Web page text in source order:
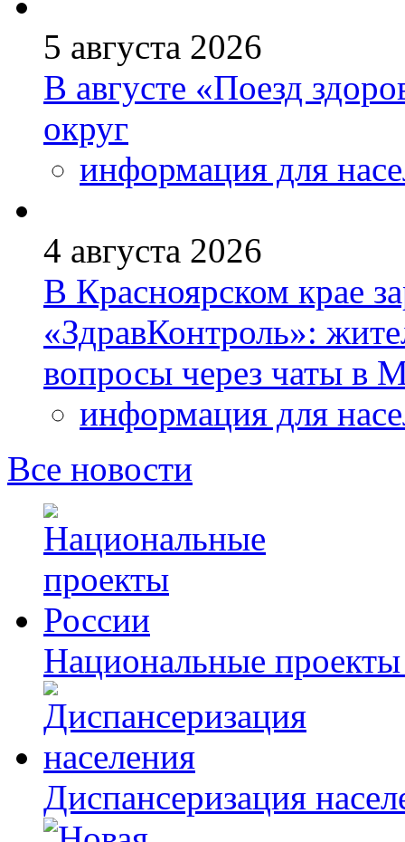
5 августа 2026
В августе «Поезд
округ
информация для
4 августа 2026
В Красноярском крае
«ЗдравКонтроль»:
вопросы через чаты в
информация для
Все новости
Национальные
Диспансеризация